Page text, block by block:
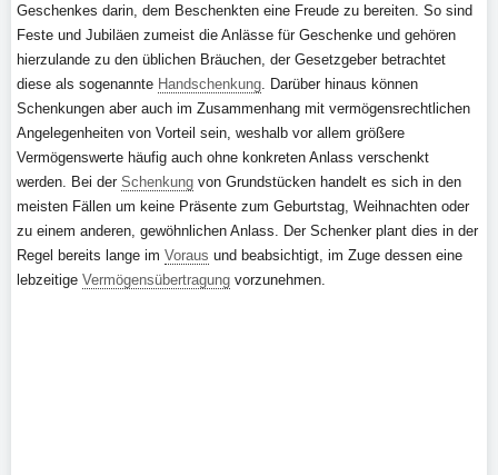
Geschenkes darin, dem Beschenkten eine Freude zu bereiten. So sind
Feste und Jubiläen zumeist die Anlässe für Geschenke und gehören
hierzulande zu den üblichen Bräuchen, der Gesetzgeber betrachtet
diese als sogenannte Handschenkung. Darüber hinaus können
Schenkungen aber auch im Zusammenhang mit vermögensrechtlichen
Angelegenheiten von Vorteil sein, weshalb vor allem größere
Vermögenswerte häufig auch ohne konkreten Anlass verschenkt
werden. Bei der Schenkung von Grundstücken handelt es sich in den
meisten Fällen um keine Präsente zum Geburtstag, Weihnachten oder
zu einem anderen, gewöhnlichen Anlass. Der Schenker plant dies in der
Regel bereits lange im Voraus und beabsichtigt, im Zuge dessen eine
lebzeitige Vermögensübertragung vorzunehmen.